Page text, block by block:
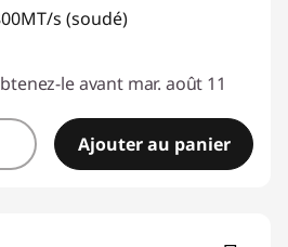
s (soudé)
le avant mar. août 11
Ajouter au panier